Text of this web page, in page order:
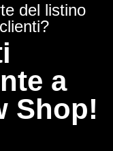
del listino
a
Shop!